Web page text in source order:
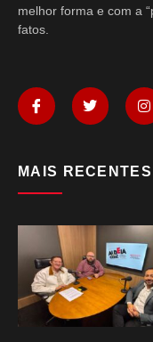
melhor forma e com a
fatos.
MAIS RECENTES